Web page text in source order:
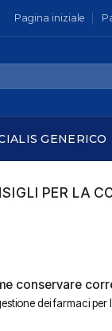
Pagina iniziale
GENERICO
PER LA
conservare
dei farmaci